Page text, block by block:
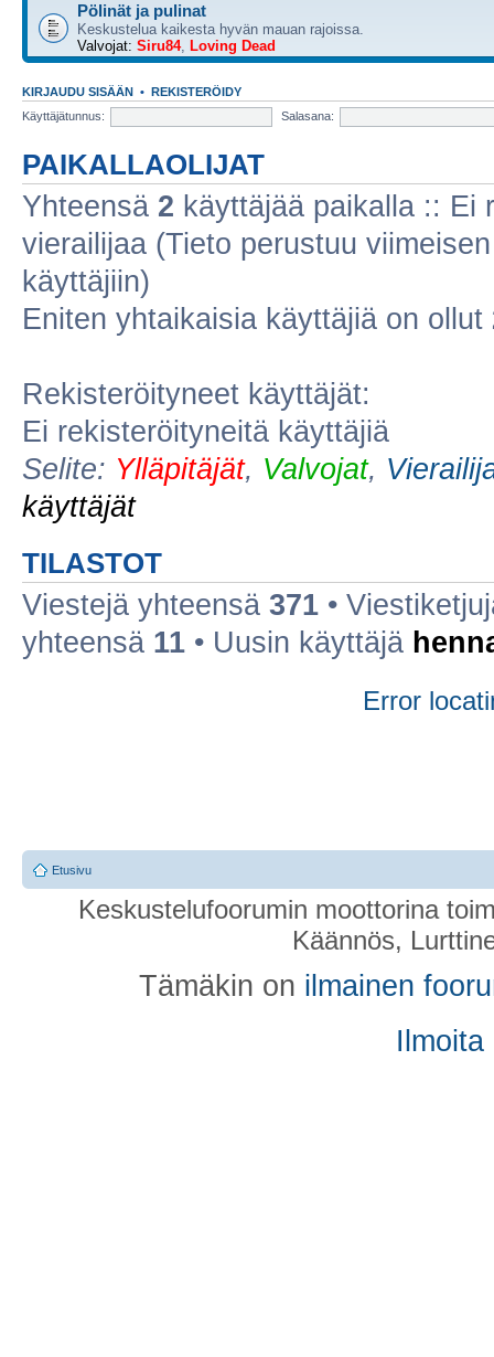
Pölinät ja pulinat
Keskustelua kaikesta hyvän mauan rajoissa.
Valvojat: Siru84, Loving Dead
KIRJAUDU SISÄÄN • REKISTERÖIDY
Käyttäjätunnus:
Salasana:
PAIKALLAOLIJAT
Yhteensä 2 käyttäjää paikalla :: Ei
vierailijaa (Tieto perustuu
käyttäjiin)
Eniten yhtaikaisia käyttäjiä on ollut
Rekisteröityneet käyttäjät:
Ei rekisteröityneitä käyttäjiä
Selite: Ylläpitäjät, Valvojat,
käyttäjät
TILASTOT
Viestejä yhteensä 371 •
yhteensä 11 • Uusin käyttäjä
Error
Etusivu
Keskustelufoorumin moottorina
Käännös,
Tämäkin on ilmainen